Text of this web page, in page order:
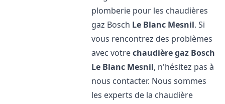
plomberie pour les chaudières
gaz Bosch Le Blanc Mesnil. Si
vous rencontrez des problèmes
avec votrechaudière gaz Bosch
Le Blanc Mesnil, n'hésitez pas à
nous contacter. Nous sommes
les experts de la chaudière